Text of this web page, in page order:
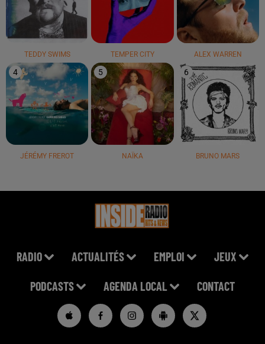
TEDDY SWIMS TEMPER CITY ALEX WARREN
4
JÉRÉMY FREROT
5
NAÏKA
6
BRUNO MARS
RADIO ACTUALITÉS EMPLOI JEUX
PODCASTS AGENDA LOCAL CONTACT